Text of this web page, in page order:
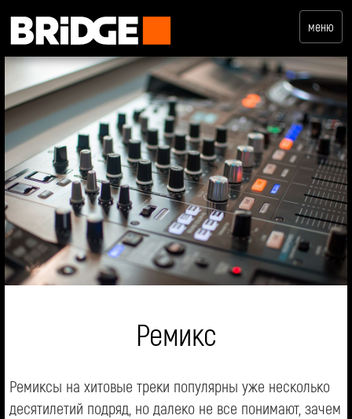
меню
Ремикс
Ремиксы на хитовые треки популярны уже несколько
десятилетий подряд, но далеко не все понимают, зачем